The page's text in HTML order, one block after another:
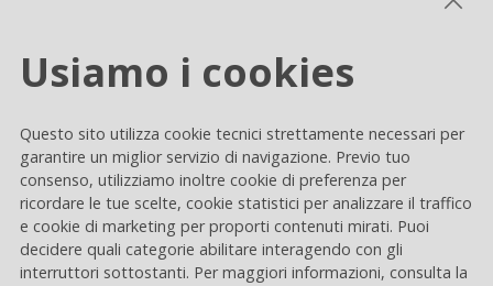
Pubblicazione del verbale
dell’Assemblea degli Azionisti del
Il Roadshow Tivùsat & Partners
2026 con tivù e Rai Way arriva a
Ravenna
27.05.2026
Pubblicazione di
Usiamo i cookies
Questo sito utilizza cookie tecnici strettamente necessari per
garantire un miglior servizio di navigazione. Previo tuo
consenso, utilizziamo inoltre cookie di preferenza per
ricordare le tue scelte, cookie statistici per analizzare il traffico
e cookie di marketing per proporti contenuti mirati. Puoi
decidere quali categorie abilitare interagendo con gli
interruttori sottostanti. Per maggiori informazioni, consulta la